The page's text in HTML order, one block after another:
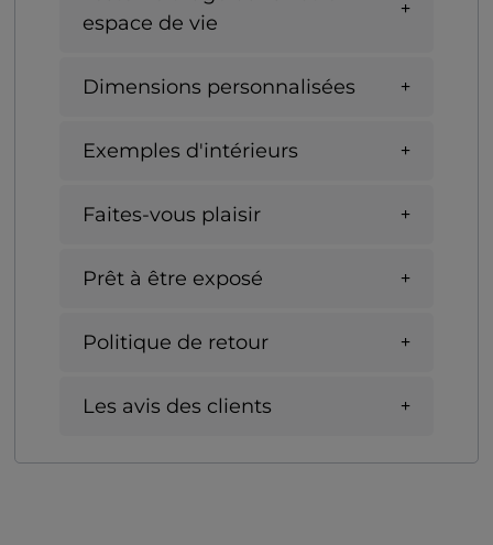
espace de vie
Dimensions personnalisées
Exemples d'intérieurs
Faites-vous plaisir
Prêt à être exposé
Politique de retour
Les avis des clients